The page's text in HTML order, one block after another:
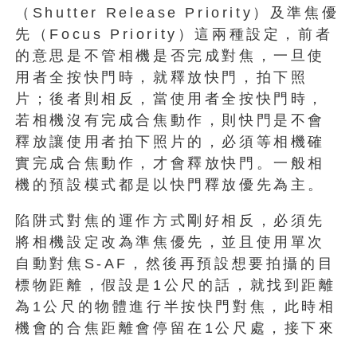
（Shutter Release Priority）及準焦優
先（Focus Priority）這兩種設定，前者
的意思是不管相機是否完成對焦，一旦使
用者全按快門時，就釋放快門，拍下照
片；後者則相反，當使用者全按快門時，
若相機沒有完成合焦動作，則快門是不會
釋放讓使用者拍下照片的，必須等相機確
實完成合焦動作，才會釋放快門。一般相
機的預設模式都是以快門釋放優先為主。
陷阱式對焦的運作方式剛好相反，必須先
將相機設定改為準焦優先，並且使用單次
自動對焦S-AF，然後再預設想要拍攝的目
標物距離，假設是1公尺的話，就找到距離
為1公尺的物體進行半按快門對焦，此時相
機會的合焦距離會停留在1公尺處，接下來